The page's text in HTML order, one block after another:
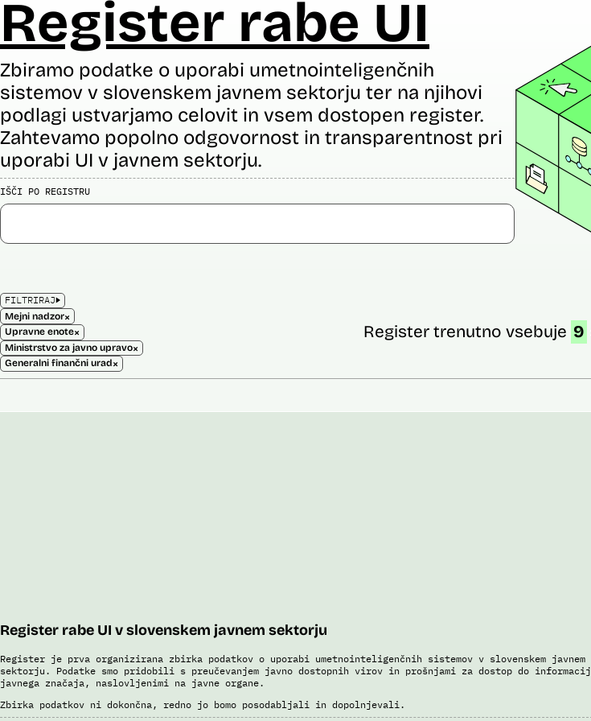
Register rabe UI
Zbiramo podatke o uporabi umetnointeligenčnih
sistemov v slovenskem javnem sektorju ter na njihovi
podlagi ustvarjamo celovit in vsem dostopen register.
Zahtevamo popolno odgovornost in transparentnost pri
uporabi UI v javnem sektorju.
IŠČI PO REGISTRU
FILTRIRAJ
Mejni nadzor×
Upravne enote×
Ministrstvo za javno upravo×
Generalni finančni urad×
Register trenutno vsebuje 9
Register rabe UI v slovenskem javnem sektorju
Register je prva organizirana zbirka podatkov o uporabi umetnointeligenčnih sistemov v slovenskem javnem
sektorju. Podatke smo pridobili s preučevanjem javno dostopnih virov in prošnjami za dostop do informacij
javnega značaja, naslovljenimi na javne organe.
Zbirka podatkov ni dokončna, redno jo bomo posodabljali in dopolnjevali.